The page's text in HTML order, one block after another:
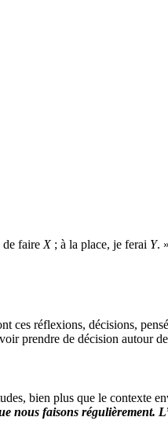
de faire X ; à la place, je ferai Y. »
ces réflexions, décisions,
prendre de décision autour
bien plus que le contexte
nous faisons régulièrement.